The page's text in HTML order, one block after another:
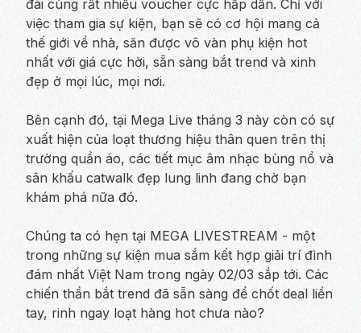
đãi cùng rất nhiều voucher cực hấp dẫn. Chỉ với
việc tham gia sự kiện, bạn sẽ có cơ hội mang cả
thế giới về nhà, săn được vô vàn phụ kiện hot
nhất với giá cực hời, sẵn sàng bắt trend và xinh
đẹp ở mọi lúc, mọi nơi.
Bên cạnh đó, tại Mega Live tháng 3 này còn có sự
xuất hiện của loạt thương hiệu thân quen trên thị
trường quần áo, các tiết mục âm nhạc bùng nổ và
sân khấu catwalk đẹp lung linh đang chờ bạn
khám phá nữa đó.
Chúng ta có hẹn tại MEGA LIVESTREAM - một
trong những sự kiện mua sắm kết hợp giải trí đình
đám nhất Việt Nam trong ngày 02/03 sắp tới. Các
chiến thần bắt trend đã sẵn sàng để chốt deal liền
tay, rinh ngay loạt hàng hot chưa nào?